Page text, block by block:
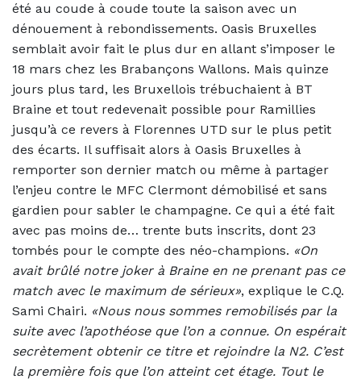
été au coude à coude toute la saison avec un
dénouement à rebondissements. Oasis Bruxelles
semblait avoir fait le plus dur en allant s’imposer le
18 mars chez les Brabançons Wallons. Mais quinze
jours plus tard, les Bruxellois trébuchaient à BT
Braine et tout redevenait possible pour Ramillies
jusqu’à ce revers à Florennes UTD sur le plus petit
des écarts. Il suffisait alors à Oasis Bruxelles à
remporter son dernier match ou même à partager
l’enjeu contre le MFC Clermont démobilisé et sans
gardien pour sabler le champagne. Ce qui a été fait
avec pas moins de… trente buts inscrits, dont 23
tombés pour le compte des néo-champions. «On
avait brûlé notre joker à Braine en ne prenant pas ce
match avec le maximum de sérieux», explique le C.Q.
Sami Chairi. «Nous nous sommes remobilisés par la
suite avec l’apothéose que l’on a connue. On espérait
secrètement obtenir ce titre et rejoindre la N2. C’est
la première fois que l’on atteint cet étage. Tout le